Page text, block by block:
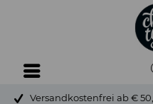
Versandkostenfrei ab €